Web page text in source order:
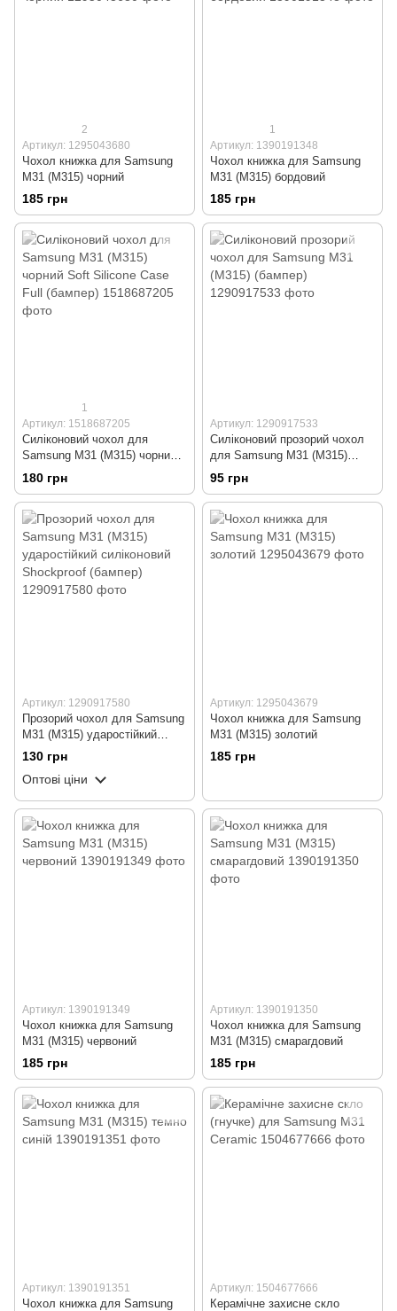
2
Артикул: 1295043680
Чохол книжка для Samsung
M31 (M315) чорний
185 грн
1
Артикул: 1390191348
Чохол книжка для Samsung
M31 (M315) бордовий
185 грн
1
Артикул: 1518687205
Силіконовий чохол для
Samsung M31 (M315) чорний
Soft Silicone Case Full
(бампер)
180 грн
Артикул: 1290917533
Силіконовий прозорий чохол
для Samsung M31 (M315)
(бампер)
95 грн
Артикул: 1290917580
Прозорий чохол для Samsung
M31 (M315) ударостійкий
силіконовий Shockproof
(бампер)
130 грн
Оптові ціни
Артикул: 1295043679
Чохол книжка для Samsung
M31 (M315) золотий
185 грн
Артикул: 1390191349
Чохол книжка для Samsung
M31 (M315) червоний
185 грн
Артикул: 1390191350
Чохол книжка для Samsung
M31 (M315) смарагдовий
185 грн
Артикул: 1390191351
Чохол книжка для Samsung
Артикул: 1504677666
Керамічне захисне скло